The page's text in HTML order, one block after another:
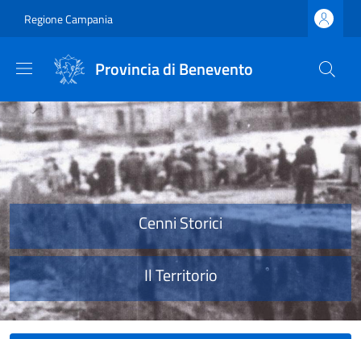
Regione Campania
Provincia di Benevento
Provincia di Benevento
Cenni Storici
Il Territorio